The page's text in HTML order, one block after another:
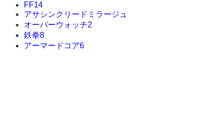
FF14
アサシンクリードミラージュ
オーバーウォッチ2
鉄拳8
アーマードコア6